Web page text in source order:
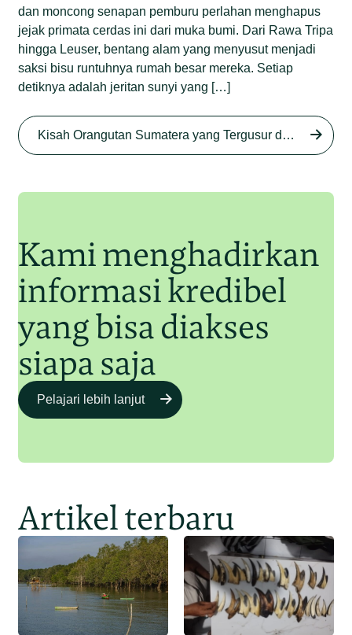
Sumatera di Rawa Tripa
Junaidi Hanafiah 27 Agu 2025
Begini Modus Perburuan
dan moncong senapan pemburu perlahan menghapus
jejak primata cerdas ini dari muka bumi. Dari Rawa Tripa
hingga Leuser, bentang alam yang menyusut menjadi
saksi bisu runtuhnya rumah besar mereka. Setiap
detiknya adalah jeritan sunyi yang […]
Kisah Orangutan Sumatera yang Tergusur dari Rumah Sendiri series
Kami menghadirkan
informasi kredibel
yang bisa diakses
siapa saja
Pelajari lebih lanjut
Artikel terbaru